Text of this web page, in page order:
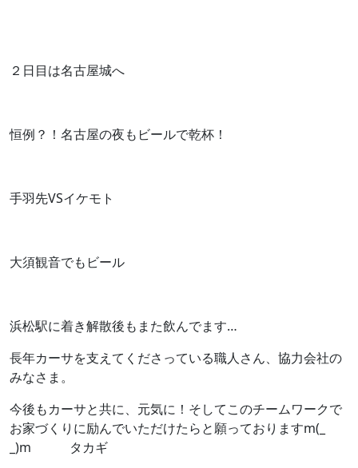
２日目は名古屋城へ
恒例？！名古屋の夜もビールで乾杯！
手羽先VSイケモト
大須観音でもビール
浜松駅に着き解散後もまた飲んでます…
長年カーサを支えてくださっている職人さん、協力会社の
みなさま。
今後もカーサと共に、元気に！そしてこのチームワークで
お家づくりに励んでいただけたらと願っておりますm(_
_)m タカギ